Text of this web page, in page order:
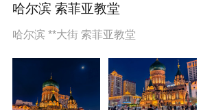
哈尔滨 索菲亚教堂
哈尔滨 **大街 索菲亚教堂